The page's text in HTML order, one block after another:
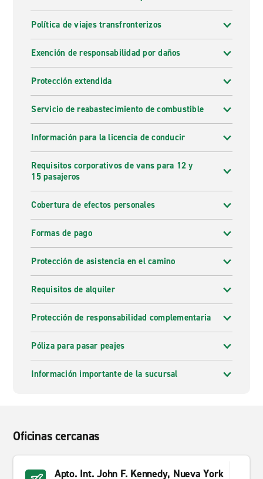
Política de viajes transfronterizos
Exención de responsabilidad por daños
Protección extendida
Servicio de reabastecimiento de combustible
Información para la licencia de conducir
Requisitos corporativos de vans para 12 y
15 pasajeros
Cobertura de efectos personales
Formas de pago
Protección de asistencia en el camino
Requisitos de alquiler
Protección de responsabilidad complementaria
Póliza para pasar peajes
Información importante de la sucursal
Oficinas cercanas
Apto. Int. John F. Kennedy, Nueva York